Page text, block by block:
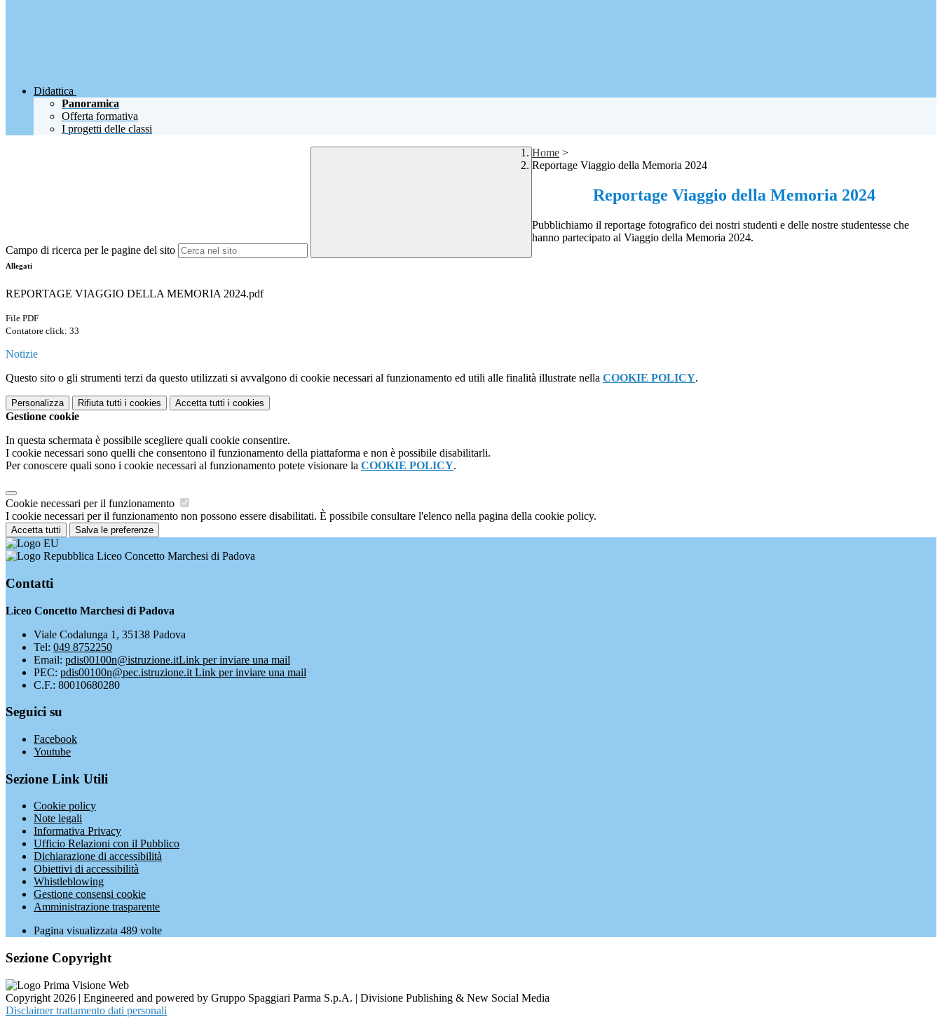
Didattica
Panoramica
Offerta formativa
I progetti delle classi
Campo di ricerca per le pagine del sito
Home >
Reportage Viaggio della Memoria 2024
Reportage Viaggio della Memoria 2024
Pubblichiamo il reportage fotografico dei nostri studenti e delle nostre studentesse che
hanno partecipato al Viaggio della Memoria 2024.
Allegati
REPORTAGE VIAGGIO DELLA MEMORIA 2024.pdf
File PDF
Contatore click: 33
Notizie
Questo sito o gli strumenti terzi da questo utilizzati si avvalgono di cookie necessari al funzionamento ed utili alle finalità illustrate nella COOKIE POLICY.
Personalizza Rifiuta tutti i cookies Accetta tutti i cookies
Gestione cookie
In questa schermata è possibile scegliere quali cookie consentire.
I cookie necessari sono quelli che consentono il funzionamento della piattaforma e non è possibile disabilitarli.
Per conoscere quali sono i cookie necessari al funzionamento potete visionare la COOKIE POLICY.
Cookie necessari per il funzionamento
I cookie necessari per il funzionamento non possono essere disabilitati. È possibile consultare l'elenco nella pagina della cookie policy.
Accetta tutti Salva le preferenze
Liceo Concetto Marchesi di Padova
Contatti
Liceo Concetto Marchesi di Padova
Viale Codalunga 1, 35138 Padova
Tel: 049 8752250
Email: pdis00100n@istruzione.itLink per inviare una mail
PEC: pdis00100n@pec.istruzione.it Link per inviare una mail
C.F.: 80010680280
Seguici su
Facebook
Youtube
Sezione Link Utili
Cookie policy
Note legali
Informativa Privacy
Ufficio Relazioni con il Pubblico
Dichiarazione di accessibilità
Obiettivi di accessibilità
Whistleblowing
Gestione consensi cookie
Amministrazione trasparente
Pagina visualizzata 489 volte
Sezione Copyright
Copyright 2026 | Engineered and powered by Gruppo Spaggiari Parma S.p.A. | Divisione Publishing & New Social Media
Disclaimer trattamento dati personali